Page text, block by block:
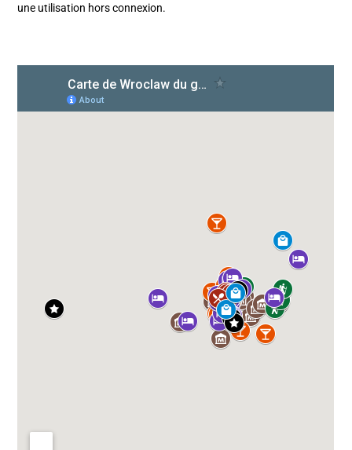
une utilisation hors connexion.